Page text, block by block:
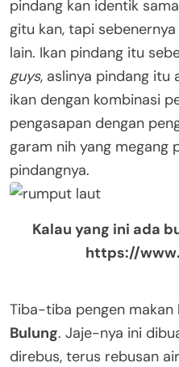
pindang kan identik
gitu kan, tapi
lain. Ikan pindang itu
guys, aslinya pindang itu
ikan dengan kombinasi
pengasapan dengan
garam nih yang megang
pindangnya.
Kalau yang ini ada
https://
Tiba-tiba pengen makan
Bulung. Jaje-nya ini
direbus, terus rebusan